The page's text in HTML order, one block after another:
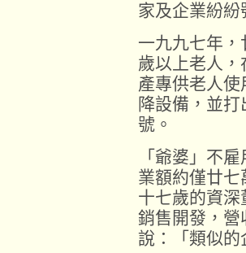
家及企業紛
一九九七年
歲以上老人
產專供老人
降設備，並
號。
「爺婆」不
業額約僅廿
十七歲的資
銷售開發，營
說：「類似的